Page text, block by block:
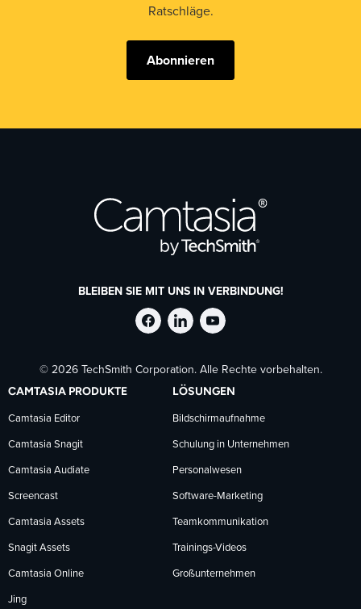
Ratschläge.
Abonnieren
BLEIBEN SIE MIT UNS IN VERBINDUNG!
TechSmith
auf
Facebook
folgen
TechSmith
auf
LinkedIn
folgen
TechSmith
auf
YouTube
© 2026 TechSmith Corporation. Alle Rechte vorbehalten.
CAMTASIA PRODUKTE
Camtasia Editor
Camtasia Snagit
Camtasia Audiate
Screencast
Camtasia Assets
Snagit Assets
Camtasia Online
Jing
LÖSUNGEN
Bildschirmaufnahme
Schulung in Unternehmen
Personalwesen
Software-Marketing
Teamkommunikation
Trainings-Videos
Großunternehmen